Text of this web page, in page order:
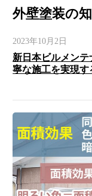
外壁塗装の
2023年10月2日
新日本ビルメン
寧な施工を実現す